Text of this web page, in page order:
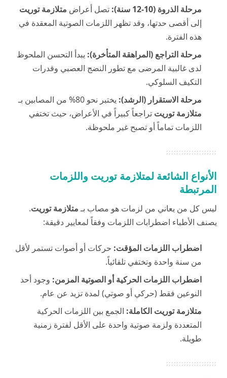
مرحلة الذروة (10-12 سنة):
تصل أعراض متلازمة توريت
إلى أقصى حدتها، وقد تظهر اللزمات الصوتية المعقدة في
هذه الفترة.
مرحلة التراجع (المراهقة المتأخرة): يبدأ التحسن الملحوظ
لدى غالبية المرضى مع تطور النضج العصبي وقدرات
التكيف السلوكي.
مرحلة الاستقرار (الرشد): يختبر نحو 80% من المصابين بـ
متلازمة توريت تراجعاً كبيراً في الأعراض، حيث تختفي
اللزمات تماماً أو تصبح غير ملحوظة.
الأنواع الشائعة لمتلازمة توريت واللزمات
المرتبطة
ليس كل من يعاني من لزمات هو مصاب بـمتلازمة توريت.
يصنف الأطباء اضطرابات اللزمات وفقاً لمعايير دقيقة:
اضطراب اللزمات المؤقت: حركات أو أصوات تستمر لأقل
من سنة واحدة وتختفي تلقائياً.
اضطراب اللزمات الحركية أو الصوتية المزمن: وجود أحد
النوعين فقط (حركي أو صوتي) لمدة تزيد عن عام.
متلازمة توريت الكاملة: الجمع بين اللزمات الحركية
المتعددة ولزمة صوتية واحدة على الأقل لفترة زمنية
طويلة.